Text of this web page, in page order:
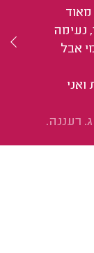
נעימה
אבל
רעננה.